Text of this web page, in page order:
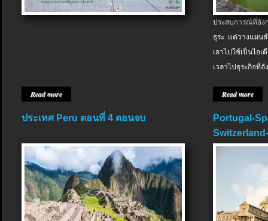
Read more
ประสบการณ์ที่อัง
ธุระ แต่วางแผน
เอาไปใช้เป็นไอ
เวลาไปธุระกิจที่อั
Read more
ประเทศ Peru ตอนที่ 4 ตอนจบ
Portugal-